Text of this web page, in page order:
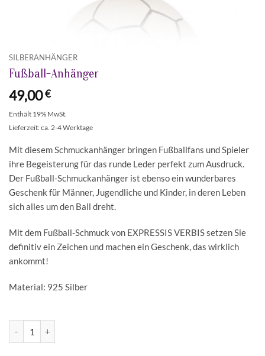
SILBERANHÄNGER
Fußball-Anhänger
49,00€
Enthält 19% MwSt.
Lieferzeit: ca. 2-4 Werktage
Mit diesem Schmuckanhänger bringen Fußballfans und Spieler
ihre Begeisterung für das runde Leder perfekt zum Ausdruck.
Der Fußball-Schmuckanhänger ist ebenso ein wunderbares
Geschenk für Männer, Jugendliche und Kinder, in deren Leben
sich alles um den Ball dreht.
Mit dem Fußball-Schmuck von EXPRESSIS VERBIS setzen Sie
definitiv ein Zeichen und machen ein Geschenk, das wirklich
ankommt!
Material: 925 Silber